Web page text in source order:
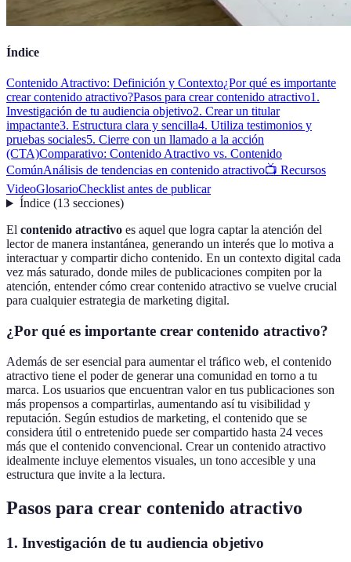
Índice
Contenido Atractivo: Definición y Contexto¿Por qué es importante
crear contenido atractivo?Pasos para crear contenido atractivo1.
Investigación de tu audiencia objetivo2. Crear un titular
impactante3. Estructura clara y sencilla4. Utiliza testimonios y
pruebas sociales5. Cierre con un llamado a la acción
(CTA)Comparativo: Contenido Atractivo vs. Contenido
ComúnAnálisis de tendencias en contenido atractivo📺 Recursos
VideoGlosarioChecklist antes de publicar
Índice(13 secciones)
El contenido atractivo es aquel que logra captar la atención del
lector de manera instantánea, generando un interés que lo motiva a
interactuar y compartir dicho contenido. En un contexto digital cada
vez más saturado, donde miles de publicaciones compiten por la
atención, entender cómo crear contenido atractivo se vuelve crucial
para cualquier estrategia de marketing digital.
¿Por qué es importante crear contenido atractivo?
Además de ser esencial para aumentar el tráfico web, el contenido
atractivo tiene el poder de generar una comunidad en torno a tu
marca. Los usuarios que encuentran valor en tus publicaciones son
más propensos a compartirlas, aumentando así tu visibilidad y
reputación. Según estudios de marketing, el contenido que se
considera útil o entretenido puede ser compartido hasta 24 veces
más que el contenido convencional. Crear un contenido atractivo
idealmente incluye elementos visuales, un tono accesible y una
estructura que invite a la lectura.
Pasos para crear contenido atractivo
1. Investigación de tu audiencia objetivo